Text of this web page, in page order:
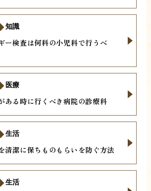
ー検査は何科の小児科で行うべ
知識
ある時に行くべき病院の診療科
医療
清潔に保ちものもらいを防ぐ方法
生活
生活